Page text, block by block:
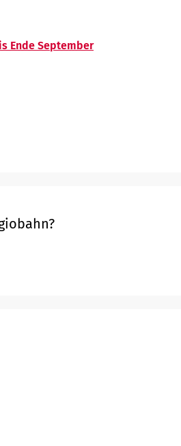
Ende September